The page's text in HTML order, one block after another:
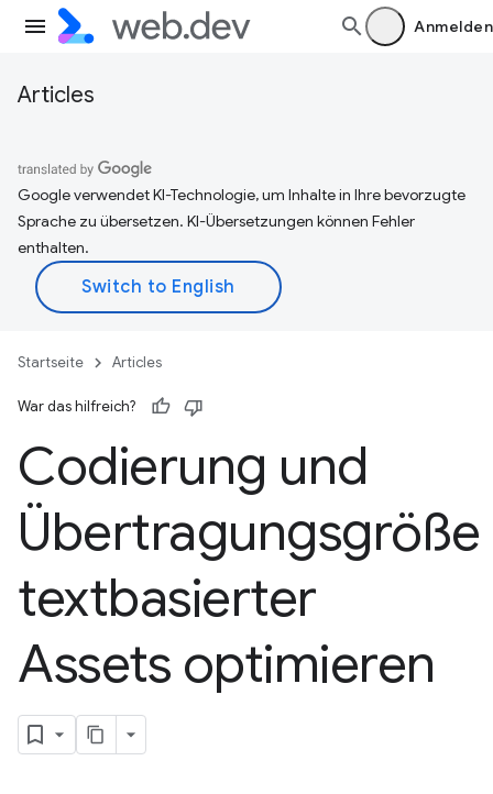
Anmelden
Articles
Google verwendet KI-Technologie, um Inhalte in Ihre bevorzugte
Sprache zu übersetzen. KI-Übersetzungen können Fehler
enthalten.
Startseite Articles
War das hilfreich?
Codierung und
Übertragungsgröße
textbasierter
Assets optimieren